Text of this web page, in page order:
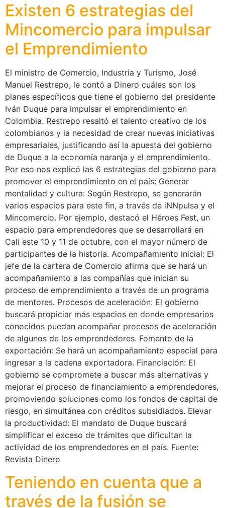
Existen 6 estrategias del
Mincomercio para impulsar
el Emprendimiento
El ministro de Comercio, Industria y Turismo, José
Manuel Restrepo, le contó a Dinero cuáles son los
planes específicos que tiene el gobierno del presidente
Iván Duque para impulsar el emprendimiento en
Colombia. Restrepo resaltó el talento creativo de los
colombianos y la necesidad de crear nuevas iniciativas
empresariales, justificando así la apuesta del gobierno
de Duque a la economía naranja y el emprendimiento.
Por eso nos explicó las 6 estrategias del gobierno para
promover el emprendimiento en el país: Generar
mentalidad y cultura: Según Restrepo, se generarán
varios espacios para este fin, a través de iNNpulsa y el
Mincomercio. Por ejemplo, destacó el Héroes Fest, un
espacio para emprendedores que se desarrollará en
Cali este 10 y 11 de octubre, con el mayor número de
participantes de la historia. Acompañamiento inicial: El
jefe de la cartera de Comercio afirma que se hará un
acompañamiento a las compañías que inician su
proceso de emprendimiento a través de un programa
de mentores. Procesos de aceleración: El gobierno
buscará propiciar más espacios en donde empresarios
conocidos puedan acompañar procesos de aceleración
de algunos de los emprendedores. Fomento de la
exportación: Se hará un acompañamiento especial para
ingresar a la cadena exportadora. Financiación: El
gobierno se compromete a buscar más alternativas y
mejorar el proceso de financiamiento a emprendedores,
promoviendo soluciones como los fondos de capital de
riesgo, en simultánea con créditos subsidiados. Elevar
la productividad: El mandato de Duque buscará
simplificar el exceso de trámites que dificultan la
actividad de los emprendedores en el país. Fuente:
Revista Dinero
Teniendo en cuenta que a
través de la fusión se